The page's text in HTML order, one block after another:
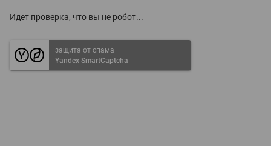
Идет проверка, что вы не робот...
защита от спама
Yandex SmartCaptcha